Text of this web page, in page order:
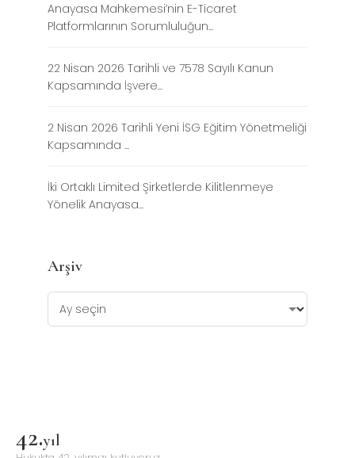
Anayasa Mahkemesi’nin E-Ticaret
Platformlarının Sorumluluğun...
22 Nisan 2026 Tarihli ve 7578 Sayılı Kanun
Kapsamında İşvere...
2 Nisan 2026 Tarihli Yeni İSG Eğitim Yönetmeliği
Kapsamında ...
İki Ortaklı Limited Şirketlerde Kilitlenmeye
Yönelik Anayasa...
Arşiv
42.yıl